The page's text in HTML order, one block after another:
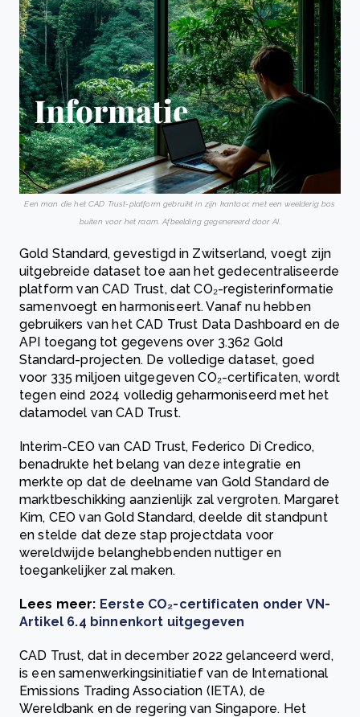
Een man die het CAD Trust-platform gebruikt in zijn kantoor, met een weelderig bos
buiten voor het raam. Afbeelding gegenereerd door AI.
Gold Standard, gevestigd in Zwitserland, voegt zijn
uitgebreide dataset toe aan het gedecentraliseerde
platform van CAD Trust, dat CO₂-registerinformatie
samenvoegt en harmoniseert. Vanaf nu hebben
gebruikers van het CAD Trust Data Dashboard en de
API toegang tot gegevens over 3.362 Gold
Standard-projecten. De volledige dataset, goed
voor 335 miljoen uitgegeven CO₂-certificaten, wordt
tegen eind 2024 volledig geharmoniseerd met het
datamodel van CAD Trust.
Interim-CEO van CAD Trust, Federico Di Credico,
benadrukte het belang van deze integratie en
merkte op dat de deelname van Gold Standard de
marktbeschikking aanzienlijk zal vergroten. Margaret
Kim, CEO van Gold Standard, deelde dit standpunt
en stelde dat deze stap projectdata voor
wereldwijde belanghebbenden nuttiger en
toegankelijker zal maken.
Lees meer: Eerste CO₂-certificaten onder VN-
Artikel 6.4 binnenkort uitgegeven
CAD Trust, dat in december 2022 gelanceerd werd,
is een samenwerkingsinitiatief van de International
Emissions Trading Association (IETA), de
Wereldbank en de regering van Singapore. Het